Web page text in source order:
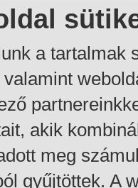
a tartalmak
valamint
akik
meg
gyűjtöttek. A